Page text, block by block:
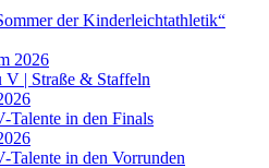
der Kinderleichtathletik“
2026
V | Straße & Staffeln
Talente in den Finals
Talente in den Vorrunden